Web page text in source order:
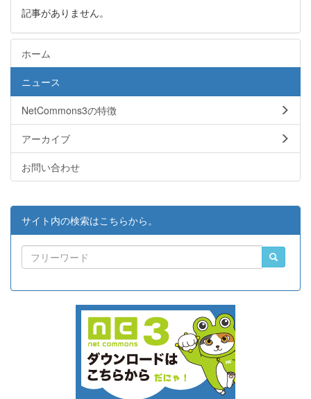
記事がありません。
ホーム
ニュース
NetCommons3の特徴
アーカイブ
お問い合わせ
サイト内の検索はこちらから。